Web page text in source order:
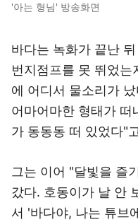
'아는 형님' 방송화면
바다는 녹화가 끝난
번지점프를 못 뛰었
에 어디서 물소리가
어마어마한 형태가 떠
가 동동동 떠 있었다"
그는 이어 "달빛을 즐
갔다. 호동이가 날 안
서 '바다야, 나는 튜브